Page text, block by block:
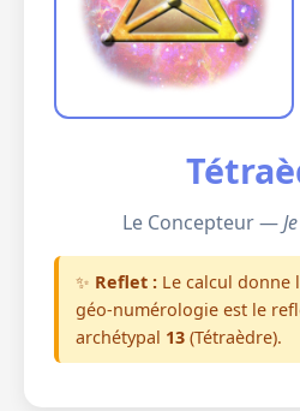
Le Concepteur —
✨ Reflet : Le calcul donne
géo-numérologie est le
archétypal 13 (Tétraèdre).